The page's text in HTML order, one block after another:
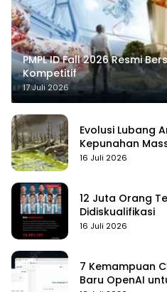
PMPL ID Fall 2026 Resmi
Kompetitif
17 Juli 2026
Evolusi Lubang
Kepunahan
16 Juli 2026
12 Juta Orang
Didiskualifikasi
16 Juli 2026
7 Kemampuan
Baru OpenAI